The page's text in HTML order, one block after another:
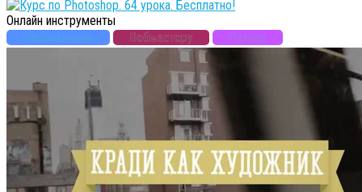
Онлайн инструменты
Изображения
Вебмастеру Разное